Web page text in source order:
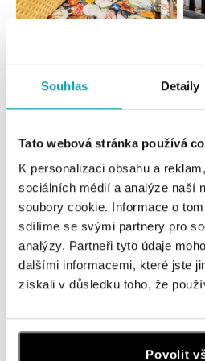
Souhlas Detaily
Tato webová stránka používá
K personalizaci obsahu a
sociálních médií a analýze naší
soubory cookie. Informace o
sdílíme se svými partnery pro
analýzy. Partneři tyto údaje
dalšími informacemi, které jste
získali v důsledku toho, že
Povolit
ALO diamonds OC
Ostrava
tel.: +420 603 166 013, +420 603
ALO diamonds OC Nový
Plzeňská 8, 150 00 Praha 5 -
tel.: +420 603 192 388, +420 733
zítra otevřeno od 09:00
U Dálnice 777, 664 42 Modřice
zítra otevřeno od 09:00